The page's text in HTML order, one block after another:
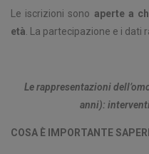
Le iscrizioni sono aperte a
età . La partecipazione e i dati
Le rappresentazioni
anni):
COSA È IMPORTANTE